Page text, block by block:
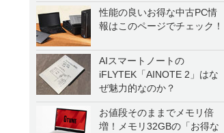
性能の良いお得な中古PC情
報はこのページでチェック！
AIスマートノートの
iFLYTEK「AINOTE 2」はな
ぜ魅力的なのか？
お値段そのままでメモリ倍
増！メモリ32GBの「お得な